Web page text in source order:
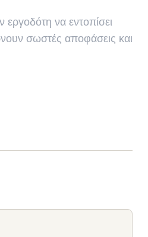
εργοδότη να εντοπίσει
σωστές αποφάσεις και